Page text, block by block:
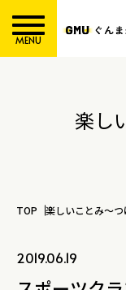
MENU
楽し
TOP 楽しいことみ～つ
2019.06.19